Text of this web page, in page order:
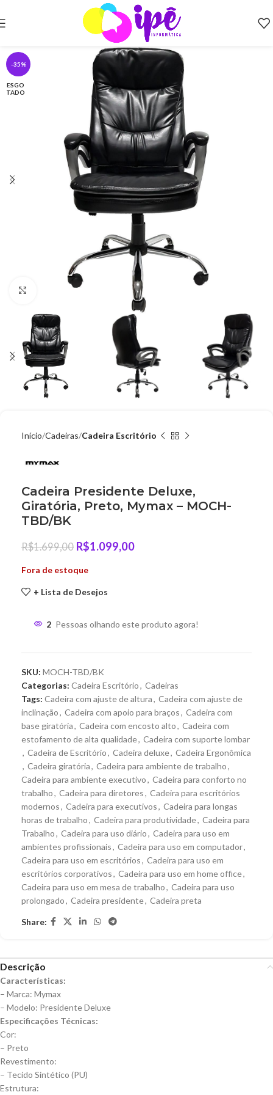
-35%
ESGO
TADO
Clique para ampliar
Início Cadeiras Cadeira Escritório
Cadeira Presidente Deluxe,
Giratória, Preto, Mymax – MOCH-
TBD/BK
R$1.699,00 R$1.099,00
Fora de estoque
+ Lista de Desejos
2 Pessoas olhando este produto agora!
SKU: MOCH-TBD/BK
Categorias: Cadeira Escritório, Cadeiras
Tags: Cadeira com ajuste de altura, Cadeira com ajuste de
inclinação, Cadeira com apoio para braços, Cadeira com
base giratória, Cadeira com encosto alto, Cadeira com
estofamento de alta qualidade, Cadeira com suporte lombar
, Cadeira de Escritório, Cadeira deluxe, Cadeira Ergonômica
, Cadeira giratória, Cadeira para ambiente de trabalho,
Cadeira para ambiente executivo, Cadeira para conforto no
trabalho, Cadeira para diretores, Cadeira para escritórios
modernos, Cadeira para executivos, Cadeira para longas
horas de trabalho, Cadeira para produtividade, Cadeira para
Trabalho, Cadeira para uso diário, Cadeira para uso em
ambientes profissionais, Cadeira para uso em computador,
Cadeira para uso em escritórios, Cadeira para uso em
escritórios corporativos, Cadeira para uso em home office,
Cadeira para uso em mesa de trabalho, Cadeira para uso
prolongado, Cadeira presidente, Cadeira preta
Share:
Descrição
Características:
– Marca: Mymax
– Modelo: Presidente Deluxe
Especificações Técnicas:
Cor:
– Preto
Revestimento:
– Tecido Sintético (PU)
Estrutura: